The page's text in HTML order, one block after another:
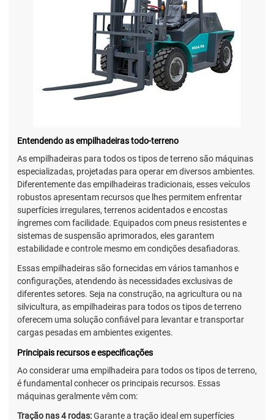
Entendendo as empilhadeiras todo-terreno
As empilhadeiras para todos os tipos de terreno são máquinas
especializadas, projetadas para operar em diversos ambientes.
Diferentemente das empilhadeiras tradicionais, esses veículos
robustos apresentam recursos que lhes permitem enfrentar
superfícies irregulares, terrenos acidentados e encostas
íngremes com facilidade. Equipados com pneus resistentes e
sistemas de suspensão aprimorados, eles garantem
estabilidade e controle mesmo em condições desafiadoras.
Essas empilhadeiras são fornecidas em vários tamanhos e
configurações, atendendo às necessidades exclusivas de
diferentes setores. Seja na construção, na agricultura ou na
silvicultura, as empilhadeiras para todos os tipos de terreno
oferecem uma solução confiável para levantar e transportar
cargas pesadas em ambientes exigentes.
Principais recursos e especificações
Ao considerar uma empilhadeira para todos os tipos de terreno,
é fundamental conhecer os principais recursos. Essas
máquinas geralmente vêm com:
Tração nas 4 rodas:Garante a tração ideal em superfícies